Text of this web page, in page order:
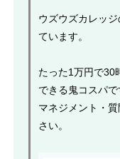
ウズウズカレッ
ています。
たった1万円で30
できる鬼コスパ
マネジメント・
さい。